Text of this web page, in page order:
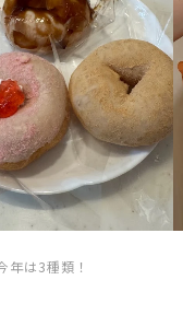
年は3種類！